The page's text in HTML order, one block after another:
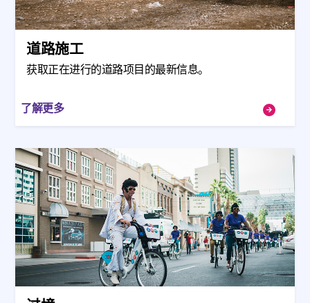
道路施工
获取正在进行的道路项目的最新信息。
了解更多